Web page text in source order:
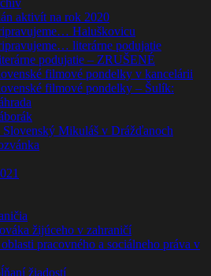
aktivít na rok 2020
Haluškovicu
literárne podujatie
podujatie – ZRUŠENÉ
filmové pondelky v kancelárii
filmové pondelky – Šulík:
Slovenský Mikuláš v Drážďanoch
žijúceho v zahraničí
pracovného a sociálneho práva v
žiadostí